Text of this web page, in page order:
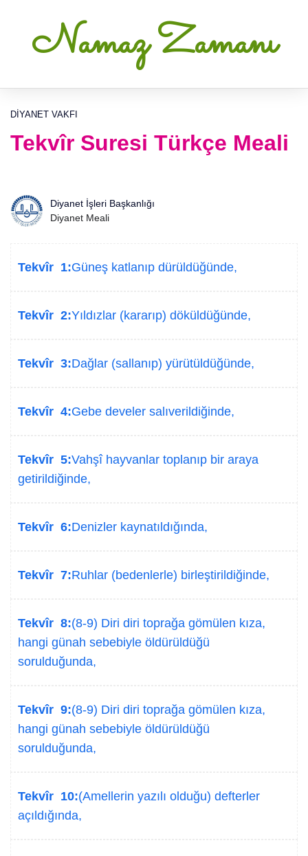
Namaz Zamanı
DIYANET VAKFI
Tekvîr Suresi Türkçe Meali
Diyanet İşleri Başkanlığı
Diyanet Meali
Tekvîr 1:Güneş katlanıp dürüldüğünde,
Tekvîr 2:Yıldızlar (kararıp) döküldüğünde,
Tekvîr 3:Dağlar (sallanıp) yürütüldüğünde,
Tekvîr 4:Gebe develer salıverildiğinde,
Tekvîr 5:Vahşî hayvanlar toplanıp bir araya
getirildiğinde,
Tekvîr 6:Denizler kaynatıldığında,
Tekvîr 7:Ruhlar (bedenlerle) birleştirildiğinde,
Tekvîr 8:(8-9) Diri diri toprağa gömülen kıza,
hangi günah sebebiyle öldürüldüğü
sorulduğunda,
Tekvîr 9:(8-9) Diri diri toprağa gömülen kıza,
hangi günah sebebiyle öldürüldüğü
sorulduğunda,
Tekvîr 10:(Amellerin yazılı olduğu) defterler
açıldığında,